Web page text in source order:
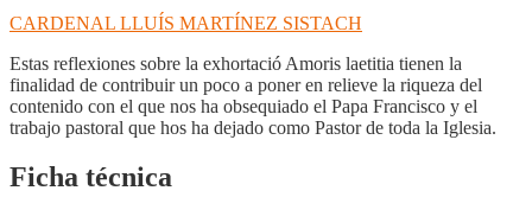
CARDENAL LLUÍS MARTÍNEZ SISTACH
Estas reflexiones sobre la exhortació Amoris laetitia tienen la
finalidad de contribuir un poco a poner en relieve la riqueza del
contenido con el que nos ha obsequiado el Papa Francisco y el
trabajo pastoral que hos ha dejado como Pastor de toda la Iglesia.
Ficha técnica